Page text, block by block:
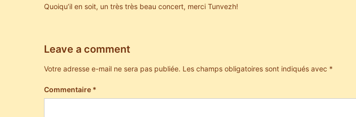
Quoiqu’il en soit, un très très beau concert, merci Tunvezh!
Leave a comment
Votre adresse e-mail ne sera pas publiée. Les champs obligatoires sont indiqués avec *
Commentaire *